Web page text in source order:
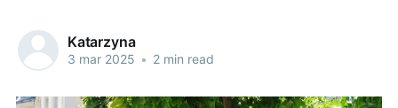
Katarzyna
3 mar 2025 • 2 min read